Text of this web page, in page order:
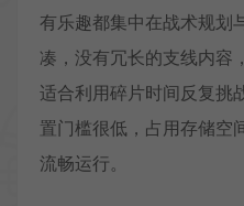
有乐趣都集中在战术规划
凑，没有冗长的支线内容
适合利用碎片时间反复挑
置门槛很低，占用存储空
流畅运行。